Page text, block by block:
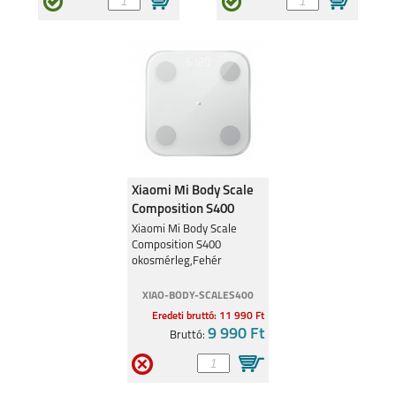
SAMSUNG GALAXY
SAMSUNG GALAXY
SAMSUNG GALAXY
A37
S25 EDGE
Xiaomi Mi Body Scale
Composition S400
okosmérleg,Fehér
BHR7793
Xiaomi Mi Body Scale
Composition S400
okosmérleg,Fehér
XIAO-BODY-SCALES400
Eredeti bruttó: 11 990 Ft
Bruttó: 9 990 Ft